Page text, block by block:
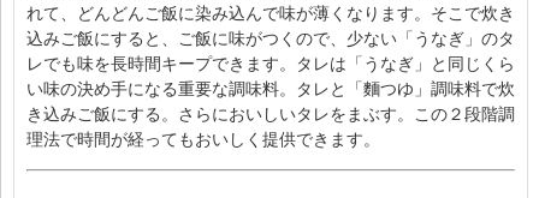
れて、どんどんご飯に染み込んで味が薄くなります。そこで炊き
込みご飯にすると、ご飯に味がつくので、少ない「うなぎ」のタ
レでも味を長時間キープできます。タレは「うなぎ」と同じくら
い味の決め手になる重要な調味料。タレと「麵つゆ」調味料で炊
き込みご飯にする。さらにおいしいタレをまぶす。この２段階調
理法で時間が経ってもおいしく提供できます。